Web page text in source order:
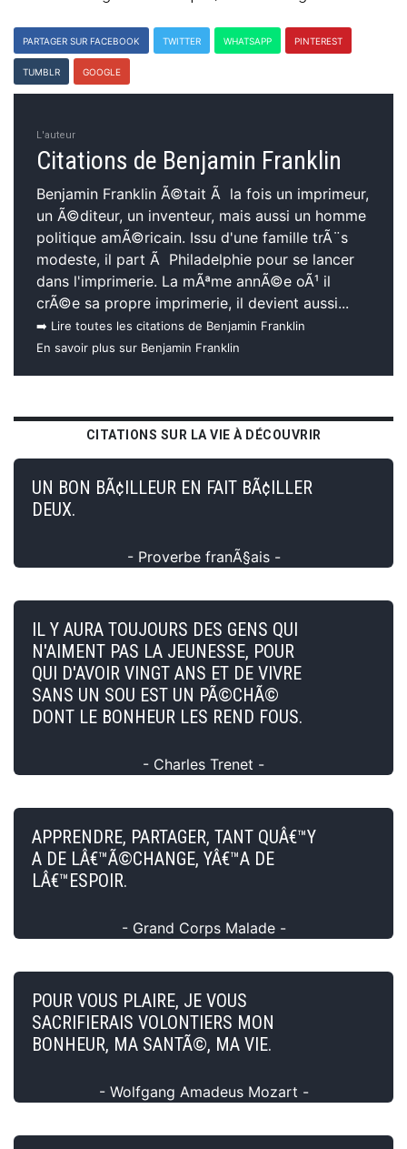
PARTAGER SUR FACEBOOK TWITTER WHATSAPP PINTEREST
TUMBLR GOOGLE
L'auteur
Citations de Benjamin Franklin
Benjamin Franklin Ã©tait Ã la fois un imprimeur,
un Ã©diteur, un inventeur, mais aussi un homme
politique amÃ©ricain. Issu d'une famille trÃ¨s
modeste, il part Ã Philadelphie pour se lancer
dans l'imprimerie. La mÃªme annÃ©e oÃ¹ il
crÃ©e sa propre imprimerie, il devient aussi...
➡️ Lire toutes les citations de Benjamin Franklin
En savoir plus sur Benjamin Franklin
CITATIONS SUR LA VIE À DÉCOUVRIR
UN BON BÃ¢ILLEUR EN FAIT BÃ¢ILLER
DEUX.
- Proverbe franÃ§ais -
IL Y AURA TOUJOURS DES GENS QUI
N'AIMENT PAS LA JEUNESSE, POUR
QUI D'AVOIR VINGT ANS ET DE VIVRE
SANS UN SOU EST UN PÃ©CHÃ©
DONT LE BONHEUR LES REND FOUS.
- Charles Trenet -
APPRENDRE, PARTAGER, TANT QUÂ€™Y
A DE LÂ€™Ã©CHANGE, YÂ€™A DE
LÂ€™ESPOIR.
- Grand Corps Malade -
POUR VOUS PLAIRE, JE VOUS
SACRIFIERAIS VOLONTIERS MON
BONHEUR, MA SANTÃ©, MA VIE.
- Wolfgang Amadeus Mozart -